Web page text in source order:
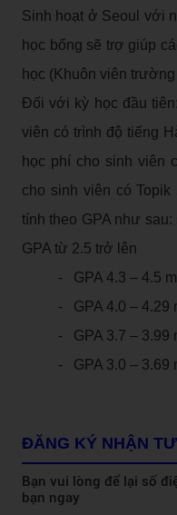
Sinh hoạt ở Seoul với
học bổng sẽ trợ giúp
học (Khuôn viên
Đối với kỳ học đầu
viên có trình độ tiếng
học phí cho sinh
cho sinh viên có
tính theo GPA như
GPA từ 2.5 trở lên
- GPA 4.3 – 4.5
- GPA 4.0 – 4.29
- GPA 3.7 – 3.99
- GPA 3.0 – 3.69
ĐĂNG KÝ NHẬN
Bạn vui lòng để lại số
bạn ngay